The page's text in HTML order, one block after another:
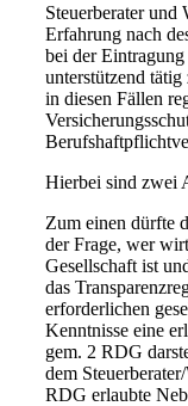
Steuerberater und
Erfahrung nach
bei der
unterstützend
in diesen Fällen
Hierbei sind zwei
Zum einen dürfte
der Frage, wer
Gesellschaft ist
das
erforderlichen
Kenntnisse eine
gem. 2 RDG
dem
RDG erlaubte